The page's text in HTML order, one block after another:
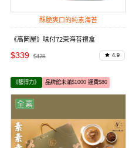
酥脆爽口的純素海苔
《高岡屋》味付72束海苔禮盒
$339 $428 4.9
《馥得力》 品牌館未滿$1000 運費$80